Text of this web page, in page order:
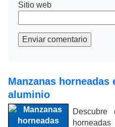
Sitio web
Enviar comentario
Manzanas horneadas
aluminio
Descubre